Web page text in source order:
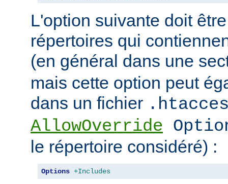
L'option suivante doit
répertoires qui
(en général dans une
mais cette option peut
dans un fichier
AllowOverride
le répertoire considéré) :
Options +Includes